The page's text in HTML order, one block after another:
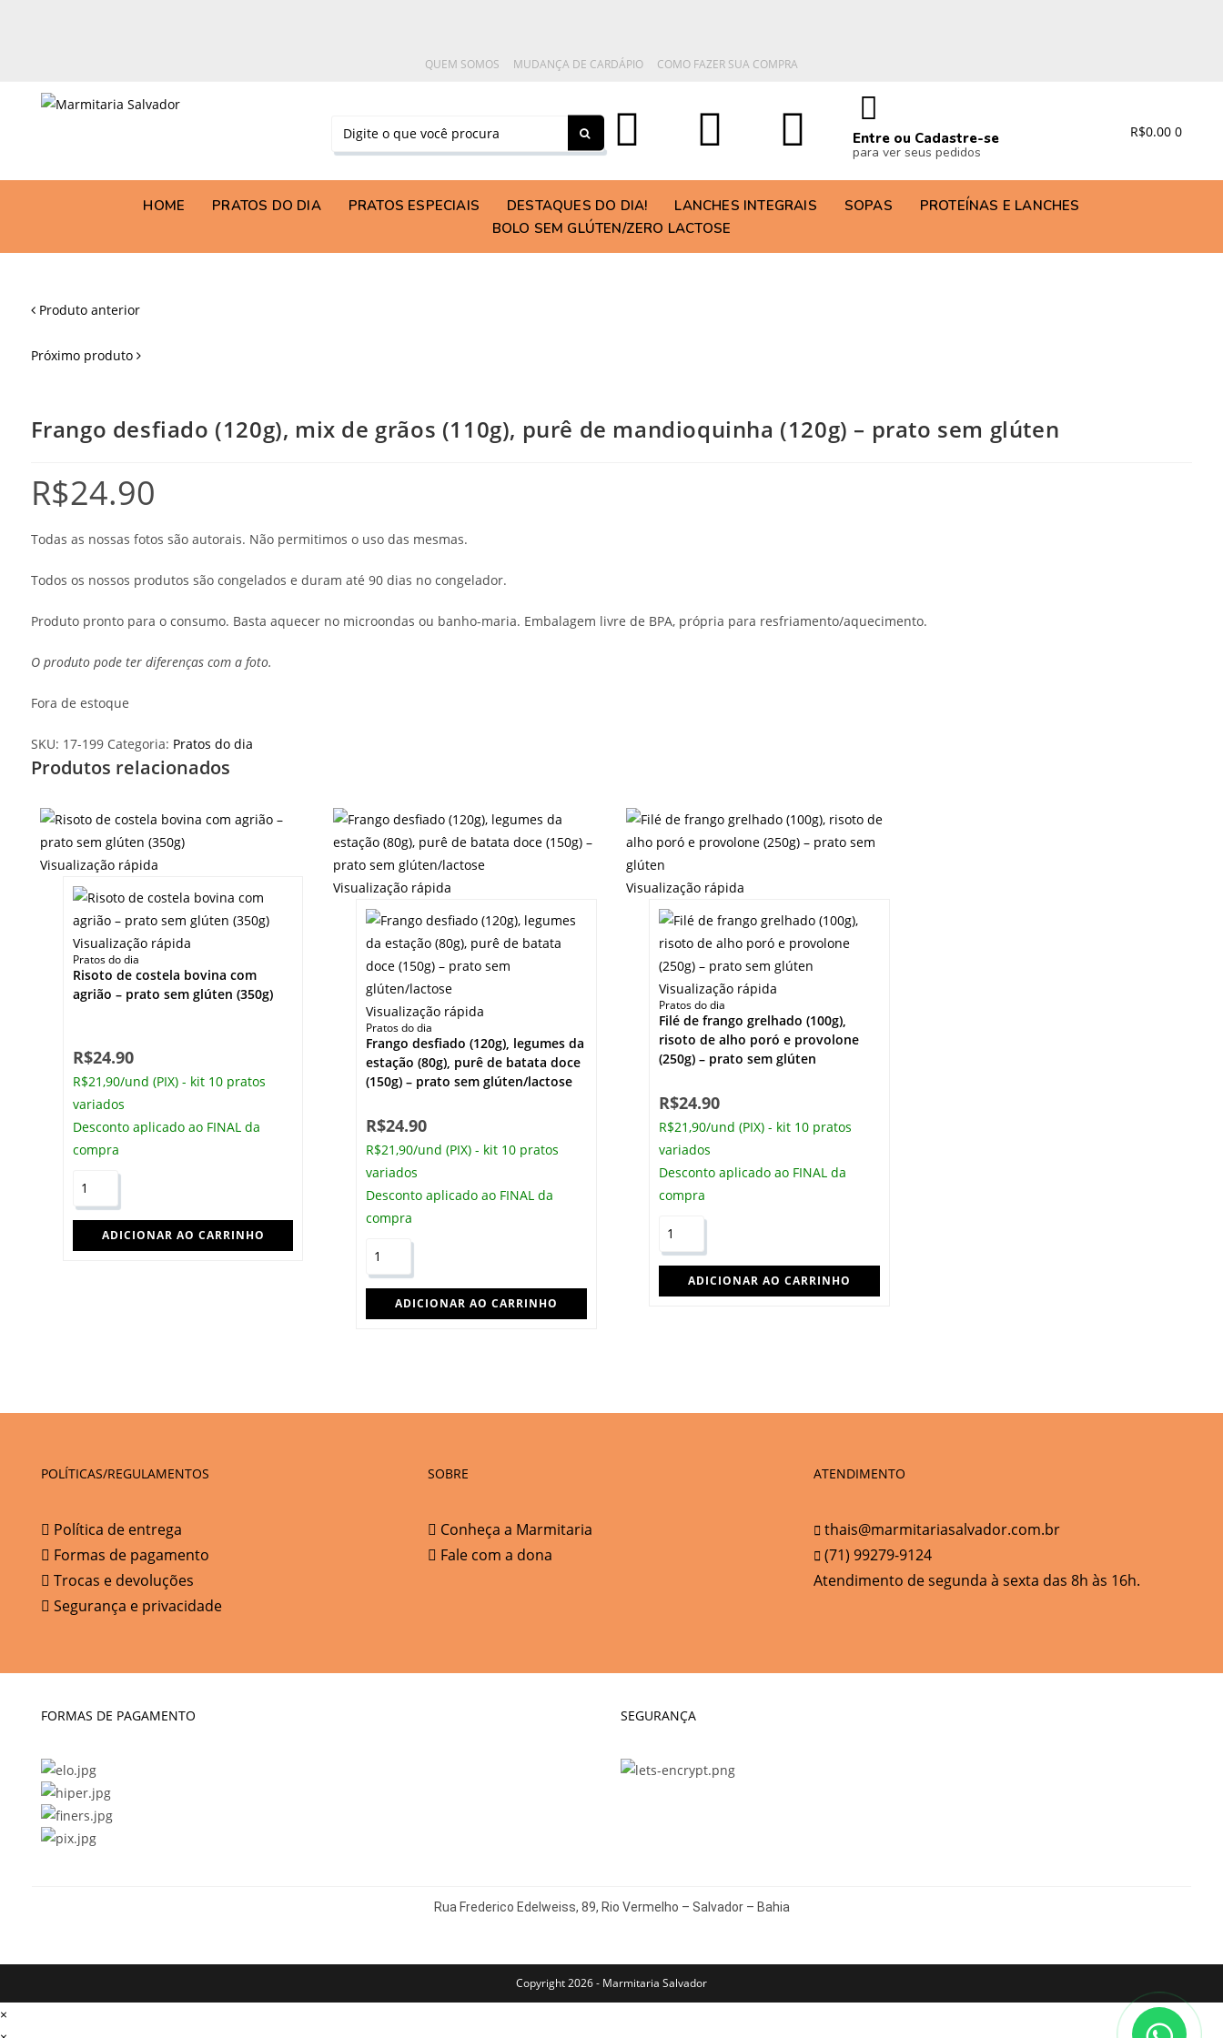
QUEM SOMOS MUDANÇA DE CARDÁPIO COMO FAZER SUA COMPRA
Entre ou Cadastre-se
para ver seus pedidos
R$0.00 0
HOME PRATOS DO DIA PRATOS ESPECIAIS DESTAQUES DO DIA! LANCHES INTEGRAIS SOPAS
PROTEÍNAS E LANCHES
BOLO SEM GLÚTEN/ZERO LACTOSE
Produto anterior
Próximo produto
Frango desfiado (120g), mix de grãos (110g), purê de mandioquinha (120g) – prato sem glúten
R$24.90
Todas as nossas fotos são autorais. Não permitimos o uso das mesmas.
Todos os nossos produtos são congelados e duram até 90 dias no congelador.
Produto pronto para o consumo. Basta aquecer no microondas ou banho-maria. Embalagem livre de BPA, própria para resfriamento/aquecimento.
O produto pode ter diferenças com a foto.
Fora de estoque
SKU: 17-199 Categoria: Pratos do dia
Produtos relacionados
Visualização rápida
Visualização rápida
Pratos do dia
Risoto de costela bovina com
agrião – prato sem glúten (350g)
R$24.90
R$21,90/und (PIX) - kit 10 pratos
variados
Desconto aplicado ao FINAL da
compra
ADICIONAR AO CARRINHO
Visualização rápida
Visualização rápida
Pratos do dia
Frango desfiado (120g), legumes da
estação (80g), purê de batata doce
(150g) – prato sem glúten/lactose
R$24.90
R$21,90/und (PIX) - kit 10 pratos
variados
Desconto aplicado ao FINAL da
compra
ADICIONAR AO CARRINHO
Visualização rápida
Visualização rápida
Pratos do dia
Filé de frango grelhado (100g),
risoto de alho poró e provolone
(250g) – prato sem glúten
R$24.90
R$21,90/und (PIX) - kit 10 pratos
variados
Desconto aplicado ao FINAL da
compra
ADICIONAR AO CARRINHO
POLÍTICAS/REGULAMENTOS
Política de entrega
Formas de pagamento
Trocas e devoluções
Segurança e privacidade
SOBRE
Conheça a Marmitaria
Fale com a dona
ATENDIMENTO
thais@marmitariasalvador.com.br
(71) 99279-9124
Atendimento de segunda à sexta das 8h às 16h.
FORMAS DE PAGAMENTO SEGURANÇA
Rua Frederico Edelweiss, 89, Rio Vermelho – Salvador – Bahia
Copyright 2026 - Marmitaria Salvador
×